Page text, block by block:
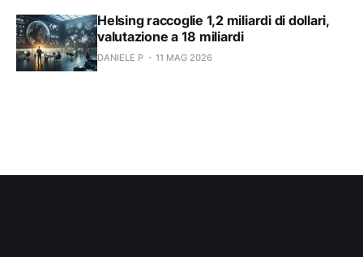
Helsing raccoglie 1,2 miliardi di dollari,
valutazione a 18 miliardi
DANIELE P 11 MAG 2026